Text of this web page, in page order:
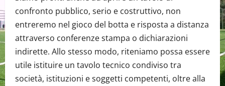
confronto pubblico, serio e costruttivo, non
entreremo nel gioco del botta e risposta a distanza
attraverso conferenze stampa o dichiarazioni
indirette. Allo stesso modo, riteniamo possa essere
utile istituire un tavolo tecnico condiviso tra
società, istituzioni e soggetti competenti, oltre alla